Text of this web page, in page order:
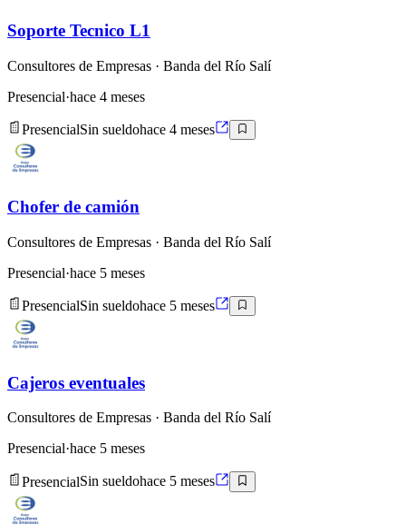
Soporte Tecnico L1
Consultores de Empresas · Banda del Río Salí
Presencial·hace 4 meses
PresencialSin sueldohace 4 meses
Chofer de camión
Consultores de Empresas · Banda del Río Salí
Presencial·hace 5 meses
PresencialSin sueldohace 5 meses
Cajeros eventuales
Consultores de Empresas · Banda del Río Salí
Presencial·hace 5 meses
PresencialSin sueldohace 5 meses